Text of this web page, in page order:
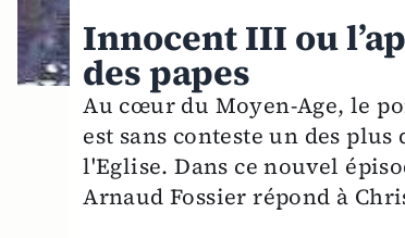
Innocent III ou
des papes
Au cœur du Moyen-Age, le
est sans conteste un des
l'Eglise. Dans ce nouvel
Arnaud Fossier répond à